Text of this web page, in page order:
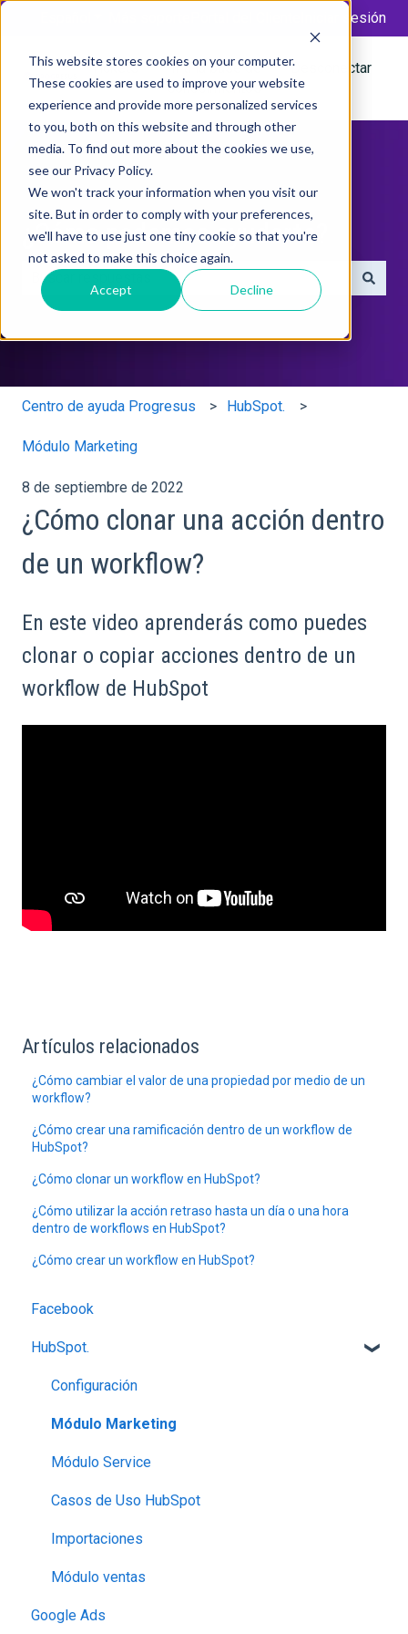
This website stores cookies on your computer.
These cookies are used to improve your website
experience and provide more personalized services
to you, both on this website and through other
media. To find out more about the cookies we use,
see our Privacy Policy.
We won't track your information when you visit our
site. But in order to comply with your preferences,
we'll have to use just one tiny cookie so that you're
not asked to make this choice again.
Accept Decline
Iniciar sesión
Tickets
Ir a la base de
conocimientos
Desconectar
¿Cómo podemos ayudarte?
No hay sugerencias porque el campo de búsqueda
Centro de ayuda Progresus HubSpot.
Módulo Marketing
8 de septiembre de 2022
¿Cómo clonar una acción dentro
de un workflow?
En este video aprenderás como puedes
clonar o copiar acciones dentro de un
workflow de HubSpot
Artículos relacionados
¿Cómo cambiar el valor de una propiedad por medio de un
workflow?
¿Cómo crear una ramificación dentro de un workflow de
HubSpot?
¿Cómo clonar un workflow en HubSpot?
¿Cómo utilizar la acción retraso hasta un día o una hora
dentro de workflows en HubSpot?
¿Cómo crear un workflow en HubSpot?
Facebook
HubSpot.
Configuración
Módulo Marketing
Módulo Service
Casos de Uso HubSpot
Importaciones
Módulo ventas
Google Ads